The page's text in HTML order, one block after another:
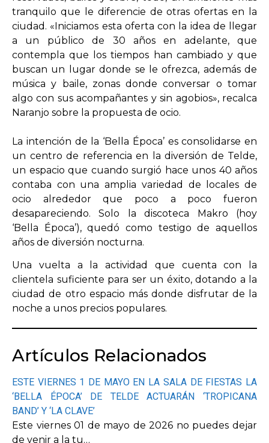
tranquilo que le diferencie de otras ofertas en la
ciudad. «Iniciamos esta oferta con la idea de llegar
a un público de 30 años en adelante, que
contempla que los tiempos han cambiado y que
buscan un lugar donde se le ofrezca, además de
música y baile, zonas donde conversar o tomar
algo con sus acompañantes y sin agobios», recalca
Naranjo sobre la propuesta de ocio.
La intención de la ‘Bella Época’ es consolidarse en
un centro de referencia en la diversión de Telde,
un espacio que cuando surgió hace unos 40 años
contaba con una amplia variedad de locales de
ocio alrededor que poco a poco fueron
desapareciendo. Solo la discoteca Makro (hoy
‘Bella Época’), quedó como testigo de aquellos
años de diversión nocturna.
Una vuelta a la actividad que cuenta con la
clientela suficiente para ser un éxito, dotando a la
ciudad de otro espacio más donde disfrutar de la
noche a unos precios populares.
Artículos Relacionados
ESTE VIERNES 1 DE MAYO EN LA SALA DE FIESTAS LA
‘BELLA ÉPOCA’ DE TELDE ACTUARÁN ‘TROPICANA
BAND’ Y ‘LA CLAVE’
Este viernes 01 de mayo de 2026 no puedes dejar
de venir a la tu…